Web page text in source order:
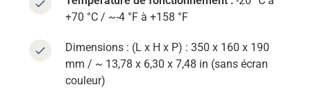
+70 °C / ~-4 °F à +158 °F
Dimensions : (L x H x P) : 350 x 160 x 190
mm / ~ 13,78 x 6,30 x 7,48 in (sans écran
couleur)